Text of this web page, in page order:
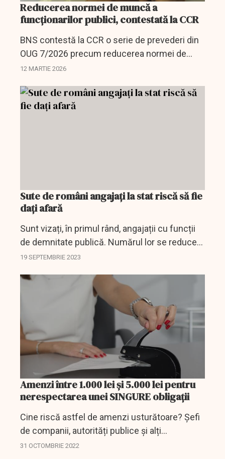
Reducerea normei de muncă a
funcţionarilor publici, contestată la CCR
BNS contestă la CCR o serie de prevederi din
OUG 7/2026 precum reducerea normei de
muncă a funcţionarilor publici.
12 MARTIE 2026
Sute de români angajaţi la stat riscă să fie
daţi afară
Sunt vizați, în primul rând, angajații cu funcții
de demnitate publică. Numărul lor se reduce
cu 25%.
19 SEPTEMBRIE 2023
Amenzi între 1.000 lei și 5.000 lei pentru
nerespectarea unei SINGURE obligații
Cine riscă astfel de amenzi usturătoare? Șefi
de companii, autorități publice și alți
responsabili.
31 OCTOMBRIE 2022